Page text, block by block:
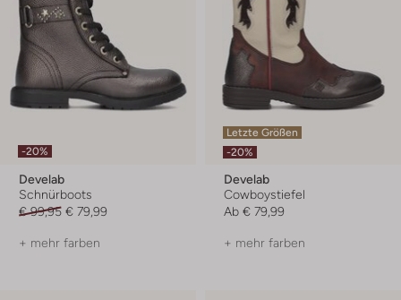
-20%
Develab
Schnürboots
€ 99,95 € 79,99
+ mehr farben
Letzte Größen
-20%
Develab
Cowboystiefel
Ab € 79,99
+ mehr farben